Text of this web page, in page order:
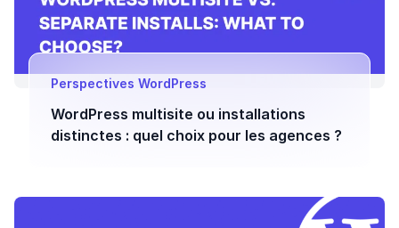
Perspectives WordPress
WordPress multisite ou installations
distinctes : quel choix pour les agences ?